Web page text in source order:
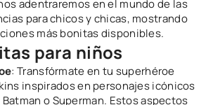
adentraremos en el mundo de las
para chicos y chicas, mostrando
más bonitas disponibles.
para niños
: Transfórmate en tu superhéroe
inspirados en personajes icónicos
o Superman. Estos aspectos